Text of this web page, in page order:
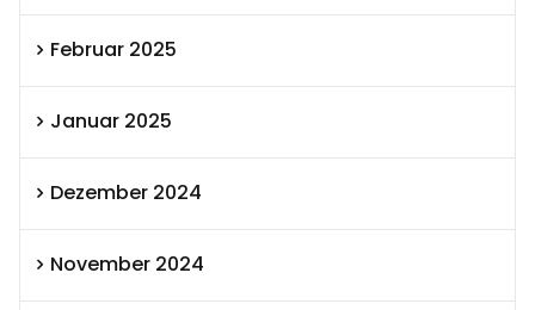
Februar 2025
Januar 2025
Dezember 2024
November 2024